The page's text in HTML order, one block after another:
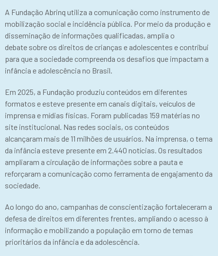
A Fundação Abrinq utiliza a comunicação como instrumento de
mobilização social e incidência pública. Por meio da produção e
disseminação de informações qualificadas, amplia o
debate sobre os direitos de crianças e adolescentes e contribui
para que a sociedade compreenda os desafios que impactam a
infância e adolescência no Brasil.
Em 2025, a Fundação produziu conteúdos em diferentes
formatos e esteve presente em canais digitais, veículos de
imprensa e mídias físicas. Foram publicadas 159 matérias no
site institucional. Nas redes sociais, os conteúdos
alcançaram mais de 11 milhões de usuários. Na imprensa, o tema
da infância esteve presente em 2.440 notícias. Os resultados
ampliaram a circulação de informações sobre a pauta e
reforçaram a comunicação como ferramenta de engajamento da
sociedade.
Ao longo do ano, campanhas de conscientização fortaleceram a
defesa de direitos em diferentes frentes, ampliando o acesso à
informação e mobilizando a população em torno de temas
prioritários da infância e da adolescência.